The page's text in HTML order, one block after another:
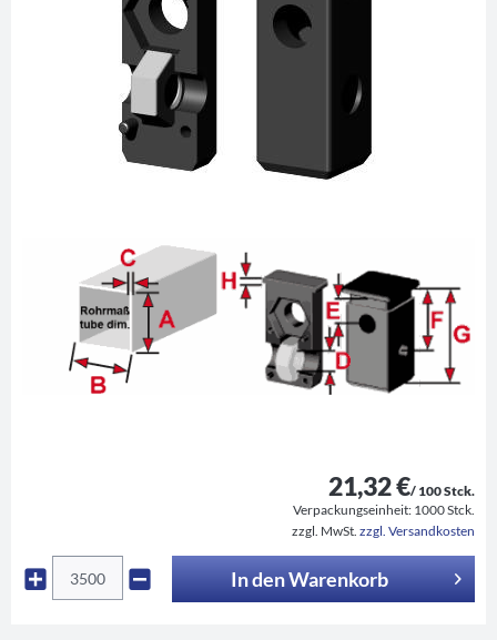
21,32 €/ 100 Stck.
Verpackungseinheit: 1000 Stck.
zzgl. MwSt. zzgl. Versandkosten
In denWarenkorb